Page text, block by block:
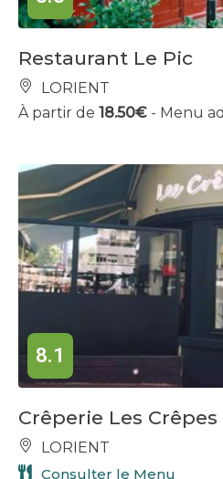
Restaurant Le Pic
LORIENT
À partir de 18.50€ - Menu
8.1
Crêperie Les
LORIENT
Consulter le Menu